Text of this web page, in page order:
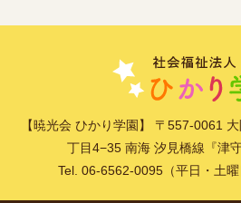
【暁光会 ひかり学園】 〒557-0061
丁目4−35 南海 汐見橋線『津
Tel. 06-6562-0095（平日・土曜